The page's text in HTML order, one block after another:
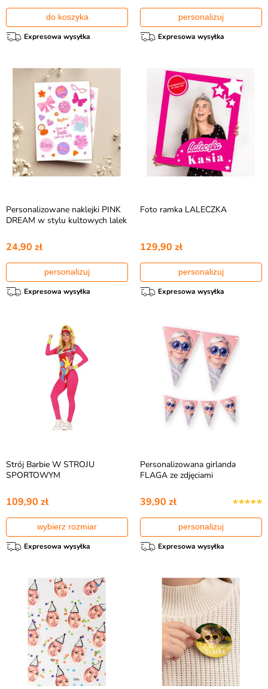
do koszyka
Expresowa wysyłka
personalizuj
Expresowa wysyłka
Personalizowane naklejki PINK
DREAM w stylu kultowych lalek
24,90 zł
personalizuj
Expresowa wysyłka
Foto ramka LALECZKA
129,90 zł
personalizuj
Expresowa wysyłka
Strój Barbie W STROJU
SPORTOWYM
109,90 zł
wybierz rozmiar
Expresowa wysyłka
Personalizowana girlanda
FLAGA ze zdjęciami
39,90 zł
personalizuj
Expresowa wysyłka